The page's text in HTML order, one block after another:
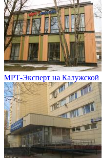
МРТ-Эксперт на Калужской